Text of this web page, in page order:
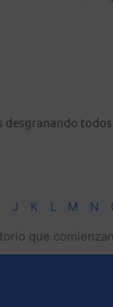
desgranando
J K L M N
que